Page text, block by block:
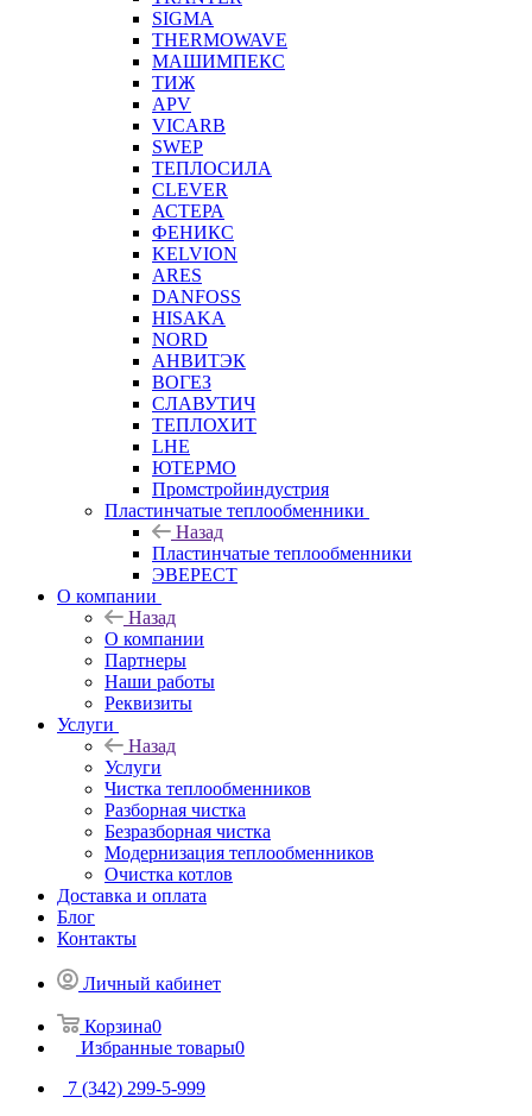
SIGMA
THERMOWAVE
МАШИМПЕКС
ТИЖ
APV
VICARB
SWEP
ТЕПЛОСИЛА
CLEVER
АСТЕРА
ФЕНИКС
KELVION
ARES
DANFOSS
HISAKA
NORD
АНВИТЭК
ВОГЕЗ
СЛАВУТИЧ
ТЕПЛОХИТ
LHE
ЮТЕРМО
Промстройиндустрия
Пластинчатые теплообменники
Назад
Пластинчатые теплообменники
ЭВЕРЕСТ
О компании
Назад
О компании
Партнеры
Наши работы
Реквизиты
Услуги
Назад
Услуги
Чистка теплообменников
Разборная чистка
Безразборная чистка
Модернизация теплообменников
Очистка котлов
Доставка и оплата
Блог
Контакты
Личный кабинет
Корзина0
Избранные товары0
7 (342) 299-5-999